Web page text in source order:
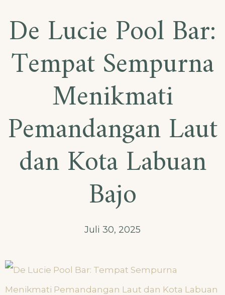
De Lucie Pool Bar:
Tempat Sempurna
Menikmati
Pemandangan Laut
dan Kota Labuan
Bajo
Juli 30, 2025